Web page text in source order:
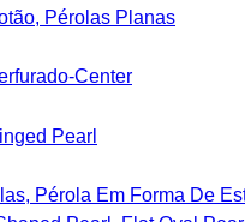
Pérolas Planas
Center
Pearl